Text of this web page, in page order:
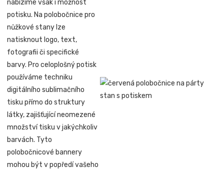
nabízíme však i možnost
potisku. Na polobočnice pro
nůžkové stany lze
natisknout logo, text,
fotografii či specifické
barvy. Pro celoplošný potisk
používáme techniku
digitálního sublimačního
tisku přímo do struktury
látky, zajišťující neomezené
množství tisku v jakýchkoliv
barvách. Tyto
polobočnicové bannery
mohou být v popředí vašeho